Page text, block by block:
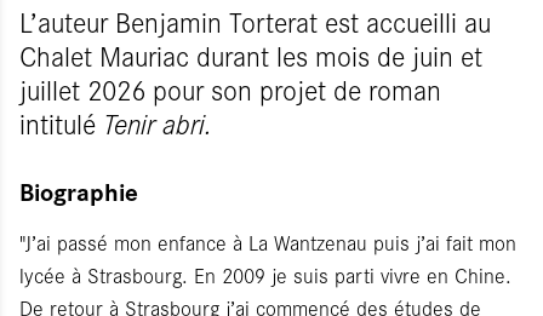
L’auteur Benjamin Torterat est accueilli au
Chalet Mauriac durant les mois de juin et
juillet 2026 pour son projet de roman
intitulé Tenir abri.
Biographie
"J’ai passé mon enfance à La Wantzenau puis j’ai fait mon
lycée à Strasbourg. En 2009 je suis parti vivre en Chine.
De retour à Strasbourg j’ai commencé des études de